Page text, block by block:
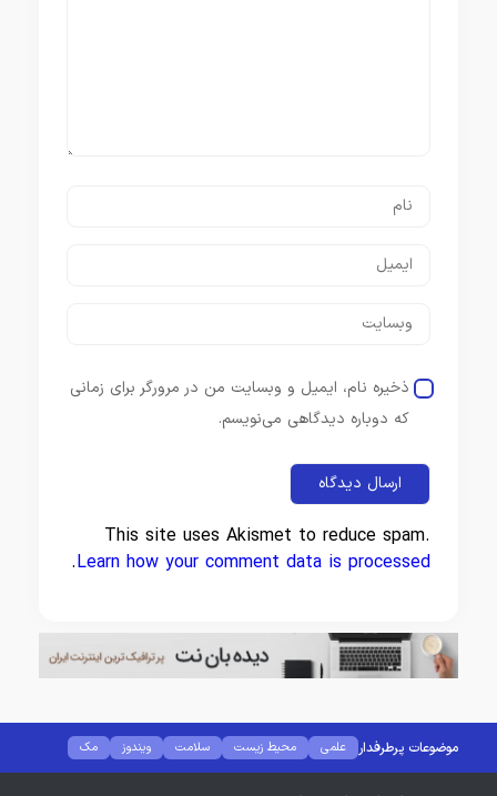
ذخیره نام، ایمیل و وبسایت من در مرورگر برای زمانی
که دوباره دیدگاهی می‌نویسم.
This site uses Akismet to reduce spam.
Learn how your comment data is processed
.
موضوعات پرطرفدار علمی محیط زیست سلامت ویندوز
مک
لینوکس
کانفیگ مودم کامپیوتر هوش مصنوعی نرم افزار
گجت